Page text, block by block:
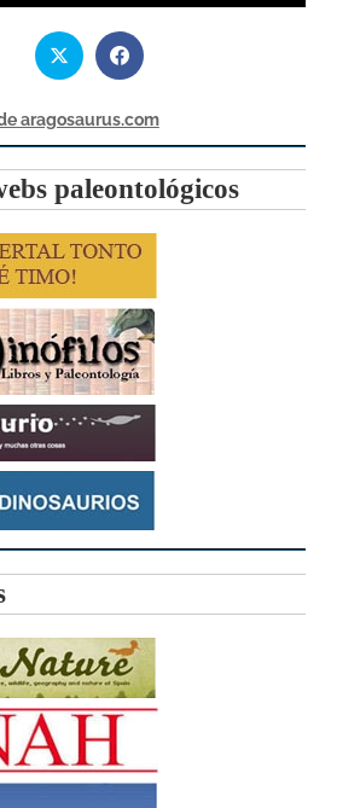
aragosaurus.com
paleontológicos